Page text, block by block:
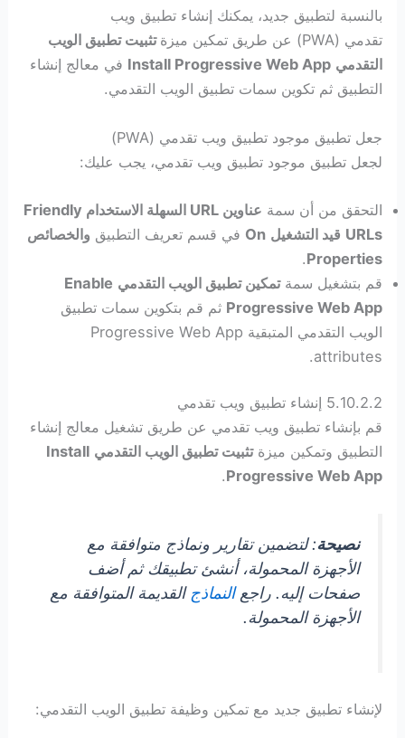
بالنسبة لتطبيق جديد، يمكنك إنشاء تطبيق ويب
تقدمي (PWA) عن طريق تمكين ميزة
تثبيت تطبيق الويب
التقدمي Install Progressive Web App في معالج إنشاء
التطبيق ثم تكوين سمات تطبيق الويب التقدمي.
جعل تطبيق موجود تطبيق ويب تقدمي (PWA)
لجعل تطبيق موجود تطبيق ويب تقدمي، يجب عليك:
التحقق من أن سمة عناوين URL السهلة الاستخدام
Friendly
URLs قيد التشغيل On في قسم تعريف التطبيق والخصائص
Properties
.
قم بتشغيل سمةتمكين تطبيق الويب التقدمي Enable
Progressive Web App ثم قم بتكوين سمات تطبيق
الويب التقدمي المتبقية Progressive Web App
attributes.
5.10.2.2 إنشاء تطبيق ويب تقدمي
قم بإنشاء تطبيق ويب تقدمي عن طريق تشغيل معالج إنشاء
التطبيق وتمكين ميزةتثبيت تطبيق الويب التقدمي Install
Progressive Web App
.
نصيحة: لتضمين تقارير ونماذج متوافقة مع
الأجهزة المحمولة، أنشئ تطبيقك ثم أضف
صفحات إليه. راجعالنماذج القديمة المتوافقة مع
الأجهزة المحمولة.
لإنشاء تطبيق جديد مع تمكين وظيفة تطبيق الويب التقدمي: